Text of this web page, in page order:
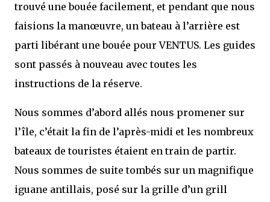
trouvé une bouée facilement, et pendant que nous
faisions la manœuvre, un bateau à l’arrière est
parti libérant une bouée pour VENTUS. Les guides
sont passés à nouveau avec toutes les
instructions de la réserve.
Nous sommes d’abord allés nous promener sur
l’île, c’était la fin de l’après-midi et les nombreux
bateaux de touristes étaient en train de partir.
Nous sommes de suite tombés sur un magnifique
iguane antillais, posé sur la grille d’un grill